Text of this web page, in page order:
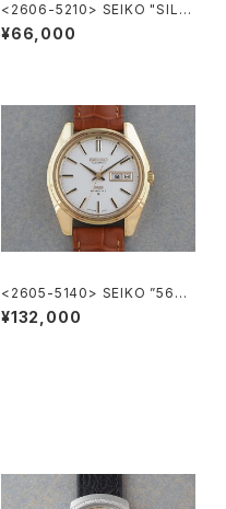
<2606-5210> SEIKO "SILV
ER885" rectangular case
¥66,000
<2605-5140> SEIKO ”56K
S" KING SEIKO
¥132,000